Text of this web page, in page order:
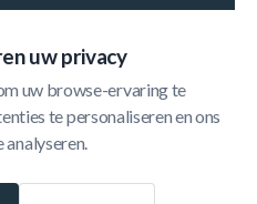
uw privacy
uw browse-ervaring te
te personaliseren en ons
analyseren.
info@belomax.com
naar de Belomax